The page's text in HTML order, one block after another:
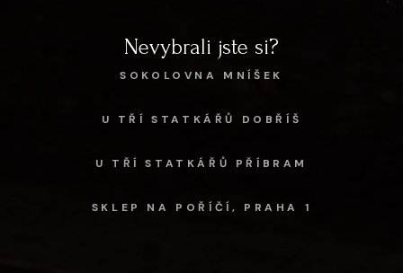
Nevybrali jste si?
SOKOLOVNA MNÍŠEK
U TŘÍ STATKÁŘŮ DOBŘÍŠ
U TŘÍ STATKÁŘŮ PŘÍBRAM
SKLEP NA POŘÍČÍ, PRAHA 1